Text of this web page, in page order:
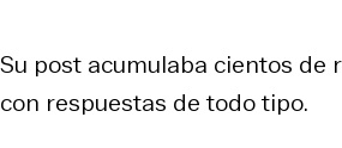
Su post acumulaba cientos de
con respuestas de todo tipo.